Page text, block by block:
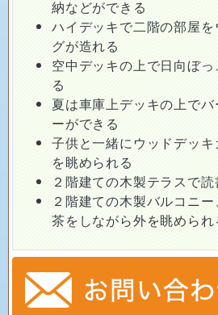
納などができる
ハイデッキで二階の部屋
グが造れる
空中デッキの上で日向ぼ
る
夏は車庫上デッキの上で
ーができる
子供と一緒にウッドデッ
を眺められる
２階建ての木製テラスで
２階建ての木製バルコニ
茶をしながら外を眺められ